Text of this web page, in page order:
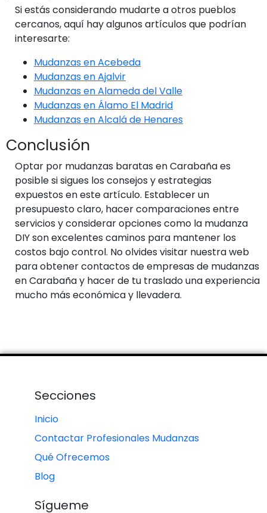
Si estás considerando mudarte a otros pueblos
cercanos, aquí hay algunos artículos que podrían
interesarte:
Mudanzas en Acebeda
Mudanzas en Ajalvir
Mudanzas en Alameda del Valle
Mudanzas en Álamo El Madrid
Mudanzas en Alcalá de Henares
Conclusión
Optar por mudanzas baratas en Carabaña es
posible si sigues los consejos y estrategias
expuestos en este artículo. Establecer un
presupuesto claro, hacer comparaciones entre
servicios y considerar opciones como la mudanza
DIY son excelentes caminos para mantener los
costos bajo control. No olvides visitar nuestra web
para obtener contactos de empresas de mudanzas
en Carabaña y hacer de tu traslado una experiencia
mucho más económica y llevadera.
Secciones
Inicio
Contactar Profesionales Mudanzas
Qué Ofrecemos
Blog
Sígueme